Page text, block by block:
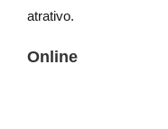
atrativo.
Online